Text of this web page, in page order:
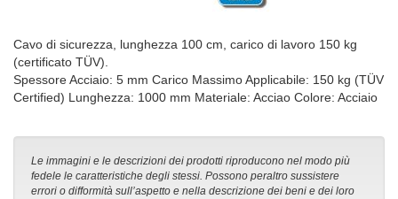
Cavo di sicurezza, lunghezza 100 cm, carico di lavoro 150 kg
(certificato TÜV).
Spessore Acciaio: 5 mm Carico Massimo Applicabile: 150 kg (TÜV
Certified) Lunghezza: 1000 mm Materiale: Acciao Colore: Acciaio
Le immagini e le descrizioni dei prodotti riproducono nel modo più
fedele le caratteristiche degli stessi. Possono peraltro sussistere
errori o difformità sull’aspetto e nella descrizione dei beni e dei loro